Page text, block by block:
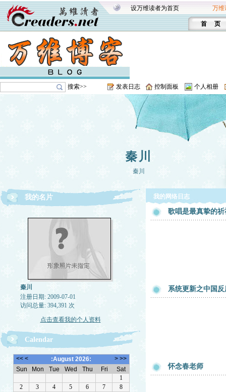
设万维读者为首页 万维
首 页
搜索>> 发表日志 控制面板 个人相册
秦川
秦川
我的名片
秦川
注册日期: 2009-07-01
访问总量: 394,391 次
点击查看我的个人资料
Calendar
我的网络日志
歌唱是最真挚的祈
系统更新之中国
怀念春老师